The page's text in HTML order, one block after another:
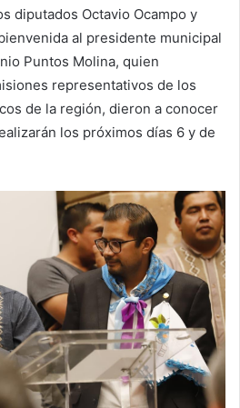
diputados Octavio Ocampo y
al presidente municipal
Puntos Molina, quien
representativos de los
de la región, dieron a conocer
los próximos días 6 y de